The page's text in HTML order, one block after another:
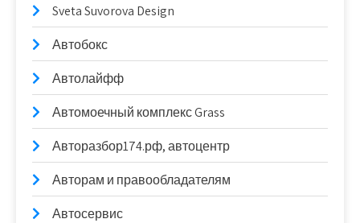
Sveta Suvorova Design
Автобокс
Автолайфф
Автомоечный комплекс Grass
Авторазбор174.рф, автоцентр
Авторам и правообладателям
Автосервис